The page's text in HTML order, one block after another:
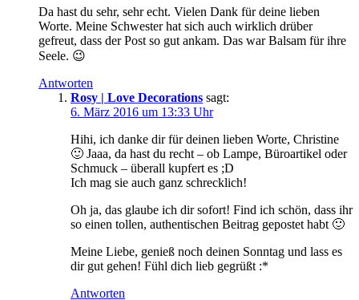
Da hast du sehr, sehr echt. Vielen Dank für deine lieben
Worte. Meine Schwester hat sich auch wirklich drüber
gefreut, dass der Post so gut ankam. Das war Balsam für ihre
Seele. 😉
Antworten
Rosy | Love Decorations sagt:
6. März 2016 um 13:33 Uhr
Hihi, ich danke dir für deinen lieben Worte, Christine
🙂 Jaaa, da hast du recht – ob Lampe, Büroartikel oder
Schmuck – überall kupfert es ;D
Ich mag sie auch ganz schrecklich!
Oh ja, das glaube ich dir sofort! Find ich schön, dass ihr
so einen tollen, authentischen Beitrag gepostet habt 🙂
Meine Liebe, genieß noch deinen Sonntag und lass es
dir gut gehen! Fühl dich lieb gegrüßt :*
Antworten